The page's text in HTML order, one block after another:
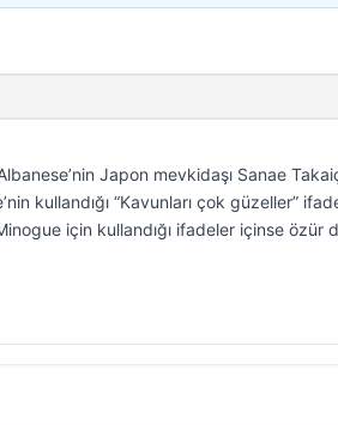
Japon mevkidaşı Sanae
kullandığı “Kavunları çok güzeller”
için kullandığı ifadeler içinse özür